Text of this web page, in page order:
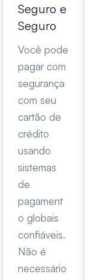
Seguro e
Seguro
Você pode
pagar com
segurança
com seu
cartão de
crédito
usando
sistemas
de
pagament
o globais
confiáveis.
Não é
necessário